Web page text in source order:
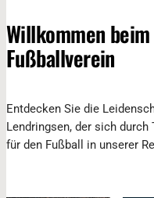
Willkommen
Fußballverein
Entdecken Sie die
Lendringsen, der sich
für den Fußball in unserer